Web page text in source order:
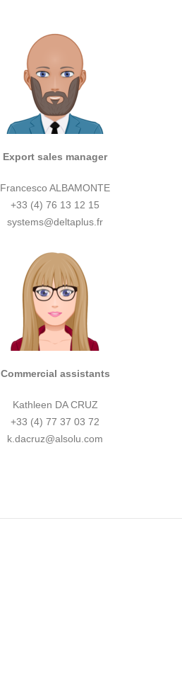
Export sales manager
Francesco ALBAMONTE
+33 (4) 76 13 12 15
systems@deltaplus.fr
Commercial assistants
Kathleen DA CRUZ
+33 (4) 77 37 03 72
k.dacruz@alsolu.com